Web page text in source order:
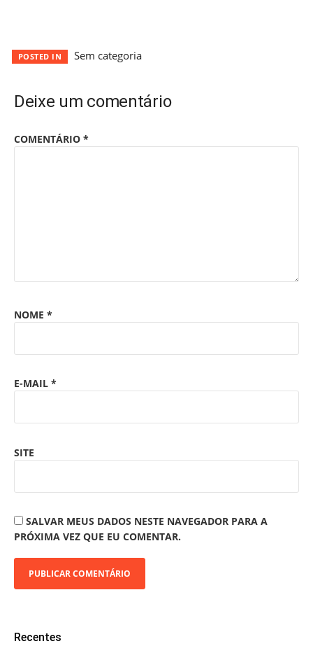
POSTED IN Sem categoria
Deixe um comentário
COMENTÁRIO *
NOME *
E-MAIL *
SITE
SALVAR MEUS DADOS NESTE NAVEGADOR PARA A
PRÓXIMA VEZ QUE EU COMENTAR.
Recentes